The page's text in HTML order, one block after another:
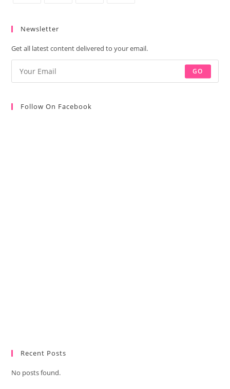
Newsletter
Get all latest content delivered to your email.
GO
Follow On Facebook
Recent Posts
No posts found.